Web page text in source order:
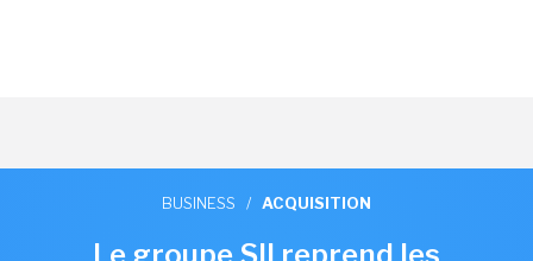
BUSINESS / ACQUISITION